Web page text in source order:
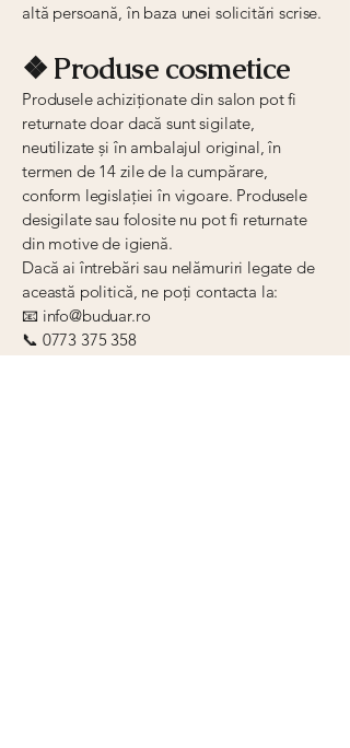
altă persoană, în baza unei solicitări scrise.
❖ Produse cosmetice
Produsele achiziționate din salon pot fi
returnate doar dacă sunt sigilate,
neutilizate și în ambalajul original, în
termen de 14 zile de la cumpărare,
conform legislației în vigoare. Produsele
desigilate sau folosite nu pot fi returnate
din motive de igienă.
Dacă ai întrebări sau nelămuriri legate de
această politică, ne poți contacta la:
📧 info@buduar.ro
📞 0773 375 358